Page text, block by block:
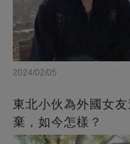
2024/02/05
東北小伙為外國女
棄，如今怎樣？